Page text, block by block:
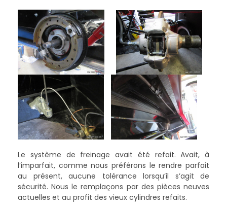
Le système de freinage avait été refait. Avait, à
l’imparfait, comme nous préférons le rendre parfait
au présent, aucune tolérance lorsqu’il s’agit de
sécurité. Nous le remplaçons par des pièces neuves
actuelles et au profit des vieux cylindres refaits.